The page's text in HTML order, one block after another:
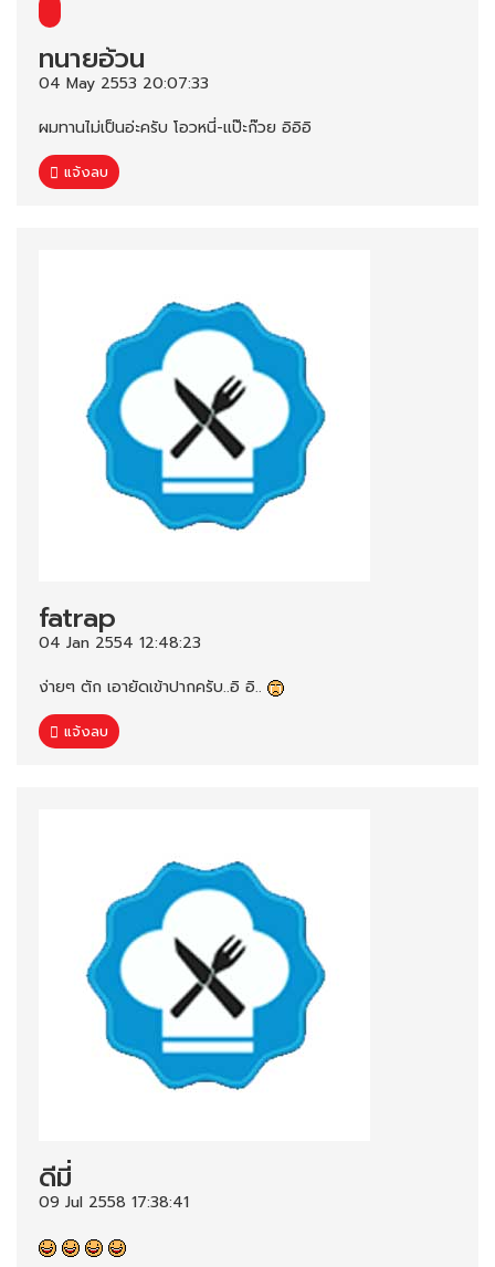
ทนายอ้วน
04 May 2553 20:07:33
ผมทานไม่เป็นอ่ะครับ โอวหนี่-แป๊ะก๊วย อิอิอิ
แจ้งลบ
fatrap
04 Jan 2554 12:48:23
ง่ายๆ ตัก เอายัดเข้าปากครับ..อิ อิ..
แจ้งลบ
ดีมี่
09 Jul 2558 17:38:41